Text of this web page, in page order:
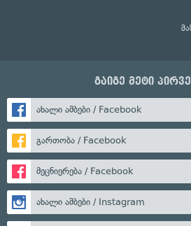
გაიგე მეტი
ახალი ამბები / Facebook
გართობა / Facebook
მეცნიერება / Facebook
ახალი ამბები / Instagram